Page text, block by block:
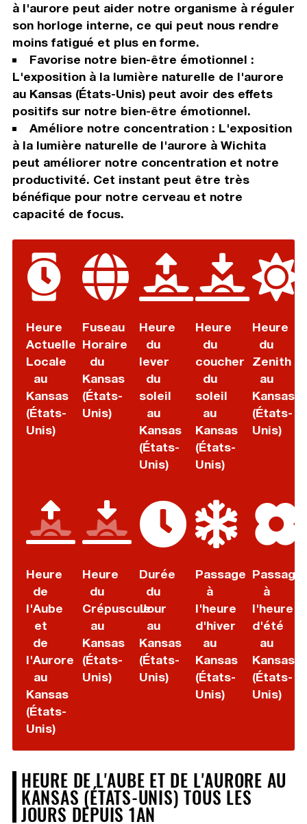
à l'aurore peut aider notre organisme à réguler
son horloge interne, ce qui peut nous rendre
moins fatigué et plus en forme.
Favorise notre bien-être émotionnel :
L'exposition à la lumière naturelle de l'aurore
au Kansas (États-Unis) peut avoir des effets
positifs sur notre bien-être émotionnel.
Améliore notre concentration : L'exposition
à la lumière naturelle de l'aurore à Wichita
peut améliorer notre concentration et notre
productivité. Cet instant peut être très
bénéfique pour notre cerveau et notre
capacité de focus.
Heure
Actuelle
Locale
au
Kansas
(États-
Unis)
Fuseau
Horaire
du
Kansas
(États-
Unis)
Heure
du
lever
du
soleil
au
Kansas
(États-
Unis)
Heure
du
coucher
du
soleil
au
Kansas
(États-
Unis)
Heure
du
Zenith
au
Kansas
(États-
Unis)
Heure
de
l'Aube
et
de
l'Aurore
au
Kansas
(États-
Unis)
Heure
du
Crépuscule
au
Kansas
(États-
Unis)
Durée
du
Jour
au
Kansas
(États-
Unis)
Passage
à
l'heure
d'hiver
au
Kansas
(États-
Unis)
Passage
à
l'heure
d'été
au
Kansas
(États-
Unis)
HEURE DE L'AUBE ET DE L'AURORE AU
KANSAS (ÉTATS-UNIS) TOUS LES
JOURS DEPUIS 1AN